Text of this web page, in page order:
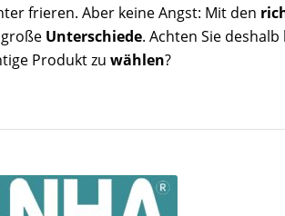
frieren. Aber keine Angst: Mit den
Unterschiede. Achten Sie
Produkt zuwählen?